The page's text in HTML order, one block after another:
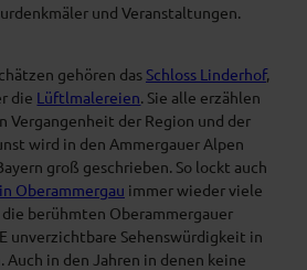
und Veranstaltungen.
gehören das Schloss Linderhof,
die Lüftlmalereien. Sie alle erzählen
Vergangenheit der Region und der
wird in den Ammergauer Alpen
groß geschrieben. So lockt auch
Oberammergau immer wieder viele
die berühmten Oberammergauer
unverzichtbare Sehenswürdigkeit in
Auch in den Jahren in denen keine